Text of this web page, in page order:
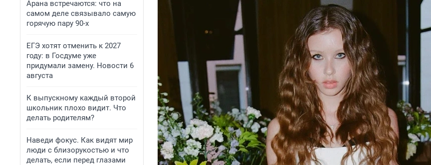
Арана встречаются: что на
самом деле связывало самую
горячую пару 90-х
ЕГЭ хотят отменить к 2027
году: в Госдуме уже
придумали замену. Новости 6
августа
К выпускному каждый второй
школьник плохо видит. Что
делать родителям?
Наведи фокус. Как видят мир
люди с близорукостью и что
делать, если перед глазами